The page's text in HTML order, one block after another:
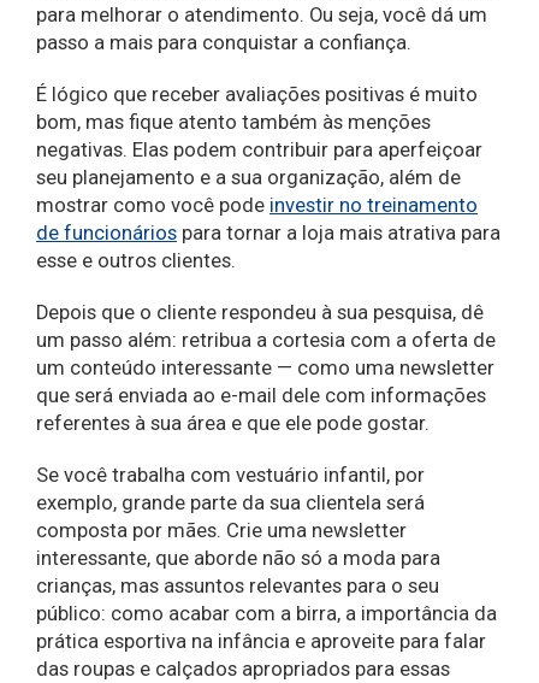
para melhorar o atendimento. Ou seja, você dá um
passo a mais para conquistar a confiança.
É lógico que receber avaliações positivas é muito
bom, mas fique atento também às menções
negativas. Elas podem contribuir para aperfeiçoar
seu planejamento e a sua organização, além de
mostrar como você pode investir no treinamento
de funcionários para tornar a loja mais atrativa para
esse e outros clientes.
Depois que o cliente respondeu à sua pesquisa, dê
um passo além: retribua a cortesia com a oferta de
um conteúdo interessante — como uma newsletter
que será enviada ao e-mail dele com informações
referentes à sua área e que ele pode gostar.
Se você trabalha com vestuário infantil, por
exemplo, grande parte da sua clientela será
composta por mães. Crie uma newsletter
interessante, que aborde não só a moda para
crianças, mas assuntos relevantes para o seu
público: como acabar com a birra, a importância da
prática esportiva na infância e aproveite para falar
das roupas e calçados apropriados para essas